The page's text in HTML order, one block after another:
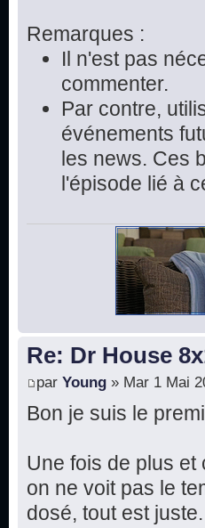
Remarques :
Il n'est pas
commenter.
Par contre,
événements
les news. Ces
l'épisode lié à
Re: Dr House
par Young » Mar 1 Mai
Bon je suis le
Une fois de plus
on ne voit pas le
dosé, tout est